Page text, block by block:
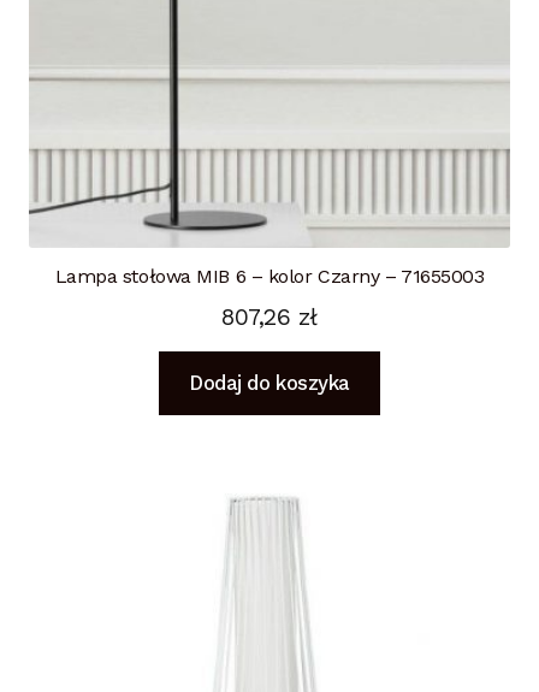
Lampa stołowa MIB 6 – kolor Czarny – 71655003
807,26 zł
Dodaj do koszyka